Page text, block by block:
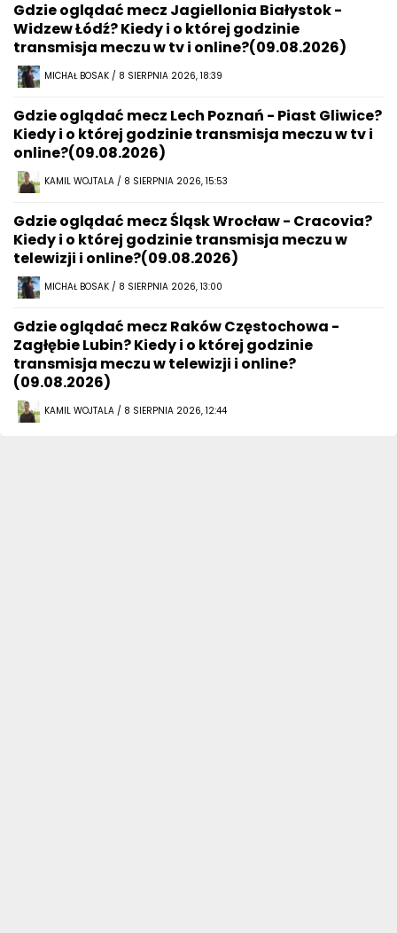
Gdzie oglądać mecz Jagiellonia Białystok -
Widzew Łódź? Kiedy i o której godzinie
transmisja meczu w tv i online?(09.08.2026)
MICHAŁ BOSAK / 8 SIERPNIA 2026, 18:39
Gdzie oglądać mecz Lech Poznań - Piast Gliwice?
Kiedy i o której godzinie transmisja meczu w tv i
online?(09.08.2026)
KAMIL WOJTALA / 8 SIERPNIA 2026, 15:53
Gdzie oglądać mecz Śląsk Wrocław - Cracovia?
Kiedy i o której godzinie transmisja meczu w
telewizji i online?(09.08.2026)
MICHAŁ BOSAK / 8 SIERPNIA 2026, 13:00
Gdzie oglądać mecz Raków Częstochowa -
Zagłębie Lubin? Kiedy i o której godzinie
transmisja meczu w telewizji i online?
(09.08.2026)
KAMIL WOJTALA / 8 SIERPNIA 2026, 12:44